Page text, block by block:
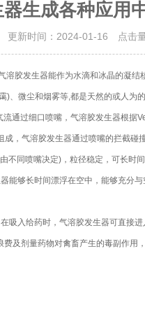
生成各种应用
更新时间：2024-01-16 点击量
发生器能作为水滴和冰晶的凝结
、微尘和烟雾等,都是天然的或人为
过细口喷嘴，气溶胶发生器根据
，气溶胶发生器通过喷嘴的拦截碰
同喷嘴决定)，粒径稳定，可长时间
够长时间漂浮在空中，能够充分与
入给药时，气溶胶发生器可直接进
及剂量药物对禽畜产生的毒副作用